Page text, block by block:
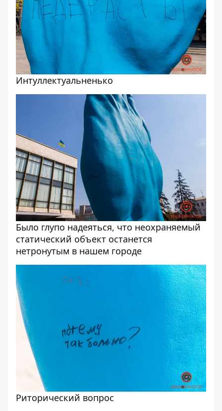
Интуллектуальненько
Было глупо надеяться, что неохраняемый
статический объект останется
нетронутым в нашем городе
Риторический вопрос